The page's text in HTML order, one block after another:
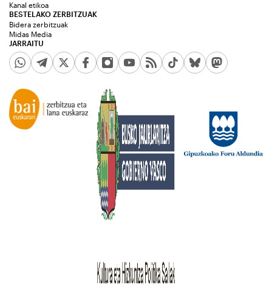
JARRAITU
Kanal etikoa
BESTELAKO ZERBITZUAK
Bidera zerbitzuak
Midas Media